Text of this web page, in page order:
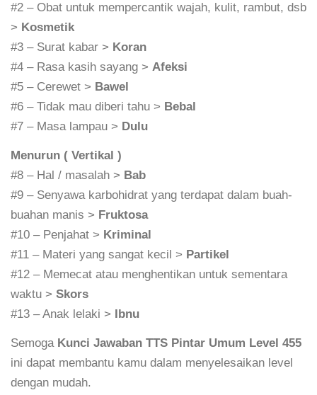
#2 – Obat untuk mempercantik wajah, kulit, rambut, dsb
> Kosmetik
#3 – Surat kabar > Koran
#4 – Rasa kasih sayang > Afeksi
#5 – Cerewet > Bawel
#6 – Tidak mau diberi tahu > Bebal
#7 – Masa lampau > Dulu
Menurun ( Vertikal )
#8 – Hal / masalah > Bab
#9 – Senyawa karbohidrat yang terdapat dalam buah-
buahan manis > Fruktosa
#10 – Penjahat > Kriminal
#11 – Materi yang sangat kecil > Partikel
#12 – Memecat atau menghentikan untuk sementara
waktu > Skors
#13 – Anak lelaki >
Ibnu
Semoga Kunci Jawaban TTS Pintar Umum Level 455
ini dapat membantu kamu dalam menyelesaikan level
dengan mudah.